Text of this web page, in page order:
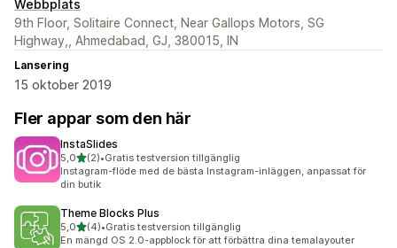
Webbplats
9th Floor, Solitaire Connect, Near Gallops Motors, SG
Highway,, Ahmedabad, GJ, 380015, IN
Lansering
15 oktober 2019
Fler appar som den här
InstaSlides
5,0av 5 stjärnor
(2)
2 recensioner totalt
•Gratis testversion tillgänglig
Instagram-flöde med de bästa Instagram-inläggen, anpassat för
din butik
Theme Blocks Plus
5,0av 5 stjärnor
(4)
4 recensioner totalt
•Gratis testversion tillgänglig
En mängd OS 2.0-appblock för att förbättra dina temalayouter